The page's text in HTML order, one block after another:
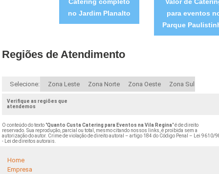
Catering completo
no Jardim Planalto
Valor de
para eventos
Parque
Regiões de Atendimento
Selecione: Zona Leste Zona Norte Zona Oeste Zona Sul
Verifique as regiões que
atendemos
O conteúdo do texto "Quanto Custa Catering para Eventos na Vila Regina" é de direito
reservado. Sua reprodução, parcial ou total, mesmo citando nossos links, é proibida sem a
autorização do autor. Crime de violação de direito autoral – artigo 184 do Código Penal – Lei 9610/
- Lei de direitos autorais.
Home
Empresa